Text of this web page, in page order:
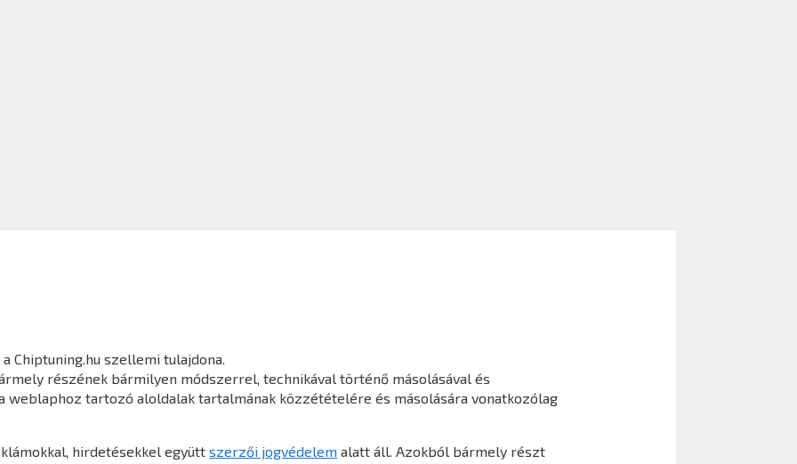
Chiptuning.hu szellemi tulajdona.
részének bármilyen módszerrel, technikával történő másolásával és
tartozó aloldalak tartalmának közzétételére és másolására vonatkozólag
hirdetésekkel együtt szerzői jogvédelem alatt áll. Azokból bármely részt